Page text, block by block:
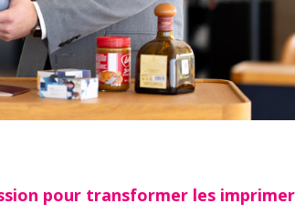
pour transformer les